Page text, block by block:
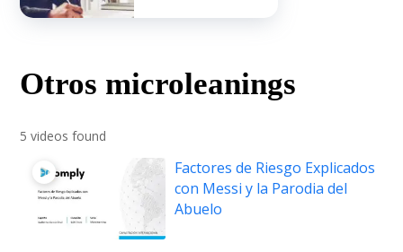
Otros microleanings
5 videos found
Factores de Riesgo Explicados
con Messi y la Parodia del
Abuelo